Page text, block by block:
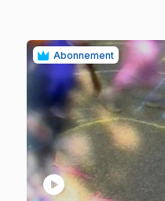
Abonnement
play_circle